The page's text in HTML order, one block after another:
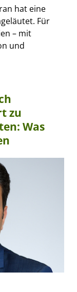
hat eine
Für
– mit
und
zu
Was